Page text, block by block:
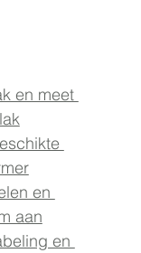
en meet
en
aan
en